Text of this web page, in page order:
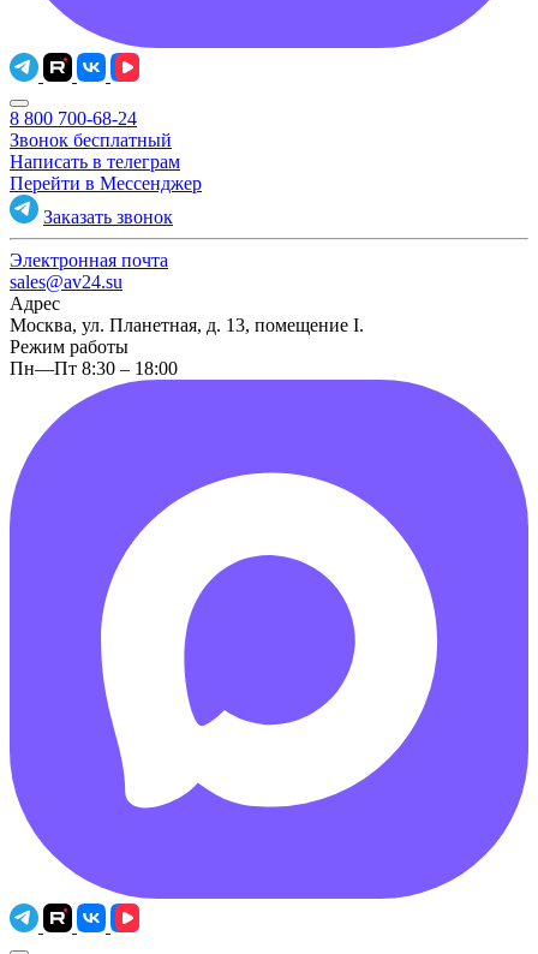
8 800 700-68-24
Звонок бесплатный
Написать в телеграм
Перейти в Мессенджер
Заказать звонок
Электронная почта
sales@av24.su
Адрес
Москва, ул. Планетная, д. 13, помещение I.
Режим работы
Пн—Пт 8:30 – 18:00